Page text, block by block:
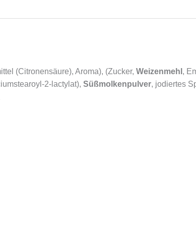
(Citronensäure), Aroma), (Zucker, Weizenmehl ,
2-lactylat), Süßmolkenpulver, jodiertes